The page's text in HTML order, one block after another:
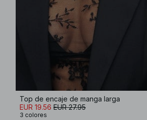
Top de encaje de manga larga
EUR 19.56 EUR 27.95
3 colores